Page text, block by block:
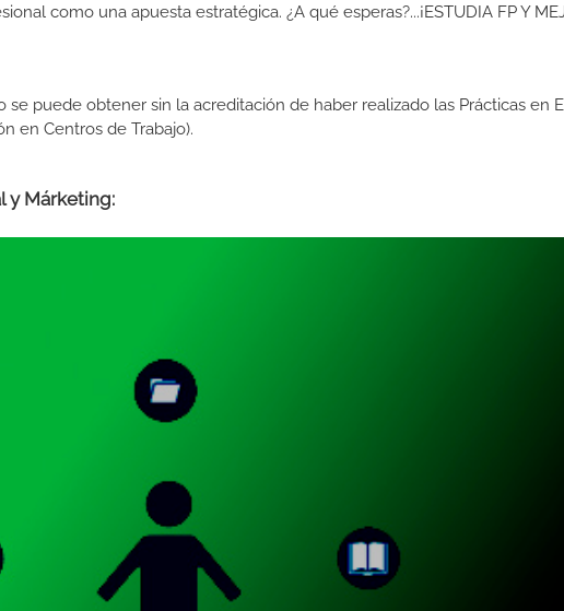
como una apuesta estratégica. ¿A qué esperas?...¡ESTUDIA FP Y
se puede obtener sin la acreditación de haber realizado las Prácticas en
en Centros de Trabajo).
y Márketing: